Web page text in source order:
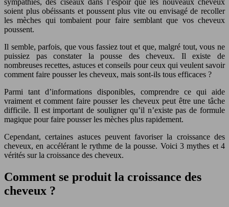
soient plus obéissants et poussent plus vite ou envisagé de recoller
les mèches qui tombaient pour faire semblant que vos cheveux
poussent.
Il semble, parfois, que vous fassiez tout et que, malgré tout, vous ne
puissiez pas constater la pousse des cheveux. Il existe de
nombreuses recettes, astuces et conseils pour ceux qui veulent savoir
comment faire pousser les cheveux, mais sont-ils tous efficaces ?
Parmi tant d’informations disponibles, comprendre ce qui aide
vraiment et comment faire pousser les cheveux peut être une tâche
difficile. Il est important de souligner qu’il n’existe pas de formule
magique pour faire pousser les mèches plus rapidement.
Cependant, certaines astuces peuvent favoriser la croissance des
cheveux, en accélérant le rythme de la pousse. Voici 3 mythes et 4
vérités sur la croissance des cheveux.
Comment se produit la croissance des
cheveux ?